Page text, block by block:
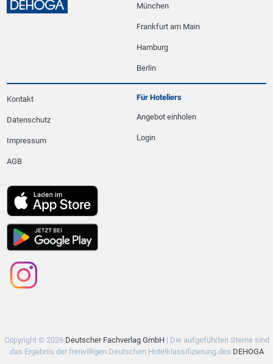
München
Frankfurt am Main
Hamburg
Berlin
Kontakt
Datenschutz
Impressum
AGB
Für Hoteliers
Angebot einholen
Login
Copyright © 2026 Deutscher Fachverlag GmbH| Die aufgeführten Sterne sind
das Ergebnis der freiwilligen Deutschen Hotelklassifizierung des DEHOGA